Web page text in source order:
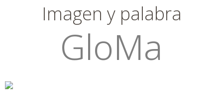
Imagen y palabra
GloMa